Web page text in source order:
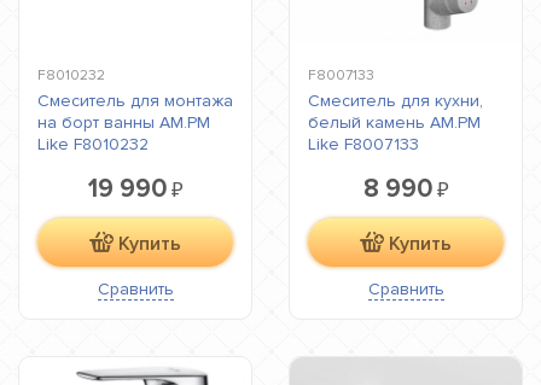
F8010232
Смеситель для монтажа
на борт ванны AM.PM
Like F8010232
19 990₽
Купить
Сравнить
F8007133
Смеситель для кухни,
белый камень AM.PM
Like F8007133
8 990₽
Купить
Сравнить